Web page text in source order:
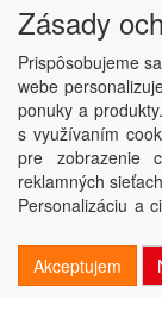
Instagram
Zásady
Prispôsobujeme
webe
ponuky a
s využívaním
pre zobrazenie
reklamných
Personalizáciu a
Akceptujem